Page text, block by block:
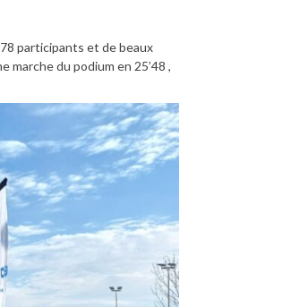
participants et de beaux
marche du podium en 25’48 ,